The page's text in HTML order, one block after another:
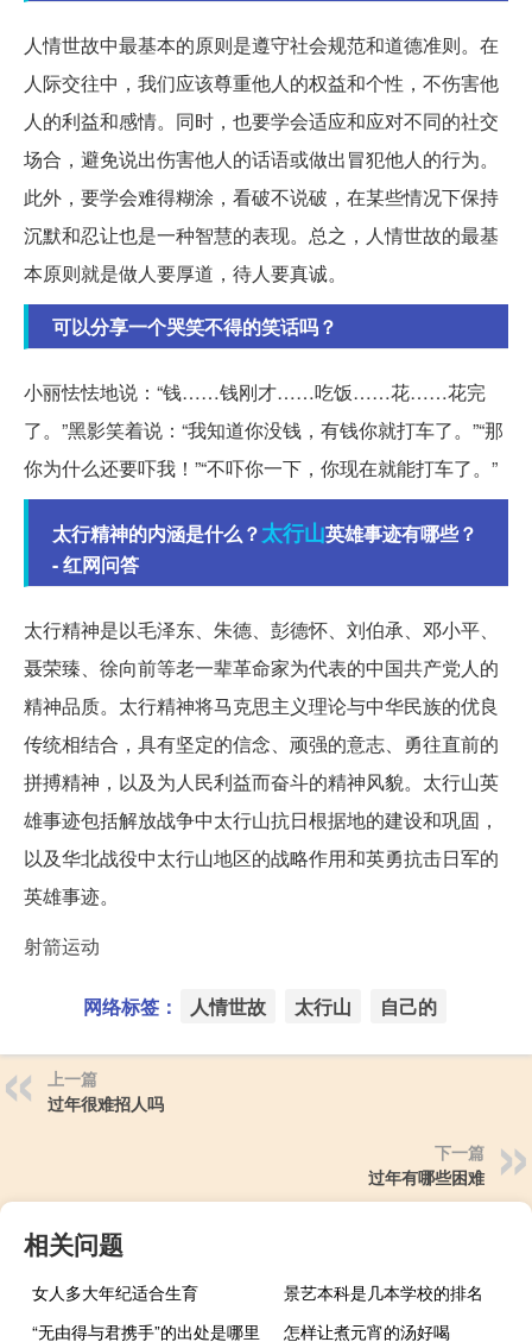
人情世故中最基本的原则是遵守社会规范和道德准则。在
人际交往中，我们应该尊重他人的权益和个性，不伤害他
人的利益和感情。同时，也要学会适应和应对不同的社交
场合，避免说出伤害他人的话语或做出冒犯他人的行为。
此外，要学会难得糊涂，看破不说破，在某些情况下保持
沉默和忍让也是一种智慧的表现。总之，人情世故的最基
本原则就是做人要厚道，待人要真诚。
可以分享一个哭笑不得的笑话吗？
小丽怯怯地说：“钱……钱刚才……吃饭……花……花完
了。”黑影笑着说：“我知道你没钱，有钱你就打车了。”“那
你为什么还要吓我！”“不吓你一下，你现在就能打车了。”
太行精神的内涵是什么？太行山英雄事迹有哪些？
- 红网问答
太行精神是以毛泽东、朱德、彭德怀、刘伯承、邓小平、
聂荣臻、徐向前等老一辈革命家为代表的中国共产党人的
精神品质。太行精神将马克思主义理论与中华民族的优良
传统相结合，具有坚定的信念、顽强的意志、勇往直前的
拼搏精神，以及为人民利益而奋斗的精神风貌。太行山英
雄事迹包括解放战争中太行山抗日根据地的建设和巩固，
以及华北战役中太行山地区的战略作用和英勇抗击日军的
英雄事迹。
射箭运动
网络标签： 人情世故 太行山 自己的
上一篇
过年很难招人吗
下一篇
过年有哪些困难
相关问题
女人多大年纪适合生育
景艺本科是几本学校的排名
“无由得与君携手”的出处是哪里
怎样让煮元宵的汤好喝